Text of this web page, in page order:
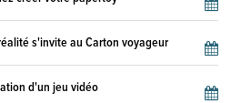
s'invite au Carton voyageur
d'un jeu vidéo